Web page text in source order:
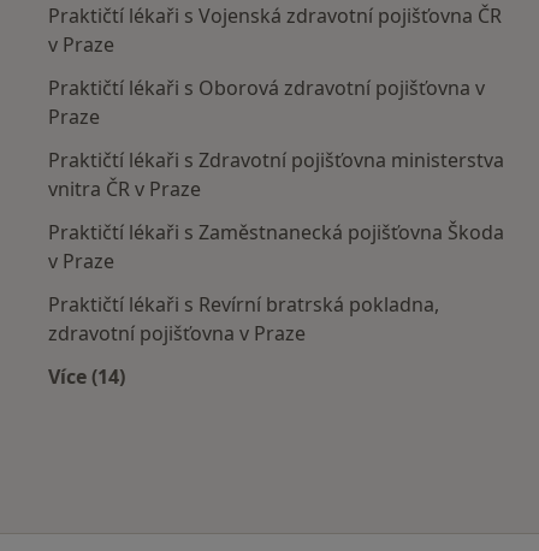
Praktičtí lékaři s Vojenská zdravotní pojišťovna ČR
v Praze
Praktičtí lékaři s Oborová zdravotní pojišťovna v
Praze
Praktičtí lékaři s Zdravotní pojišťovna ministerstva
vnitra ČR v Praze
Praktičtí lékaři s Zaměstnanecká pojišťovna Škoda
v Praze
Praktičtí lékaři s Revírní bratrská pokladna,
zdravotní pojišťovna v Praze
Více (14)